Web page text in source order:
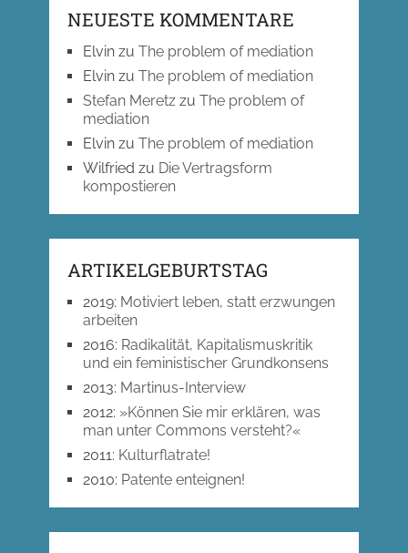
NEUESTE KOMMENTARE
Elvinzu The problem of mediation
Elvinzu The problem of mediation
Stefan Meretzzu The problem of
mediation
Elvinzu The problem of mediation
Wilfried zu Die Vertragsform
kompostieren
ARTIKELGEBURTSTAG
2019: Motiviert leben, statt erzwungen
arbeiten
2016: Radikalität, Kapitalismuskritik
und ein feministischer Grundkonsens
2013: Martinus-Interview
2012: »Können Sie mir erklären, was
man unter Commons versteht?«
2011: Kulturflatrate!
2010: Patente enteignen!